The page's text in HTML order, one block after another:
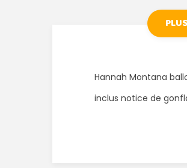
Hannah Montana
inclus notice de